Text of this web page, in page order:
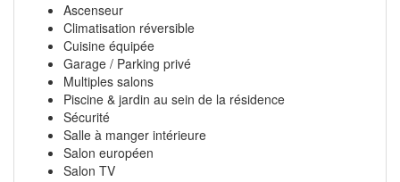
Ascenseur
Climatisation réversible
Cuisine équipée
Garage / Parking privé
Multiples salons
Piscine & jardin au sein de la résidence
Sécurité
Salle à manger intérieure
Salon européen
Salon TV